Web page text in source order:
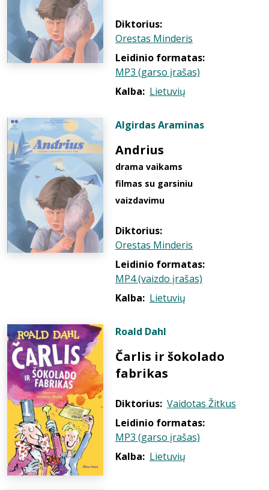
Diktorius:
Orestas Minderis
Leidinio formatas:
MP3 (garso įrašas)
Kalba: Lietuvių
Algirdas Araminas
Andrius
drama vaikams
filmas su garsiniu
vaizdavimu
Diktorius:
Orestas Minderis
Leidinio formatas:
MP4 (vaizdo įrašas)
Kalba: Lietuvių
Roald Dahl
Čarlis ir šokolado
fabrikas
Diktorius: Vaidotas Žitkus
Leidinio formatas:
MP3 (garso įrašas)
Kalba: Lietuvių